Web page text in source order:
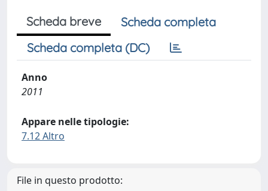
Scheda breve
Scheda completa
Scheda completa (DC)
Anno
2011
Appare nelle tipologie:
7.12 Altro
File in questo prodotto: